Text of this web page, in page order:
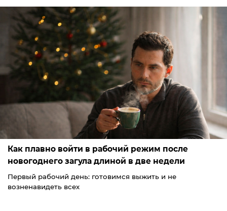
Как плавно войти в рабочий режим после
новогоднего загула длиной в две недели
Первый рабочий день: готовимся выжить и не
возненавидеть всех